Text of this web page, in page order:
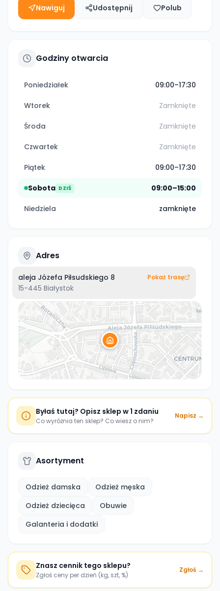
Nawiguj Udostępnij Polub
Godziny otwarcia
Poniedziałek 09:00–17:30
Wtorek Zamknięte
Środa Zamknięte
Czwartek Zamknięte
Piątek 09:00–17:30
Sobota DZIŚ 09:00–15:00
Niedziela zamknięte
Adres
aleja Józefa Piłsudskiego 8
15-445 Białystok
Pokaż trasę
Byłaś tutaj? Opisz sklep w 1 zdaniu
Co wyróżnia ten sklep? Co wiesz o nim?
Napisz →
Asortyment
Odzież damska
Odzież męska
Odzież dziecięca
Obuwie
Galanteria i dodatki
Znasz cennik tego sklepu?
Zgłoś ceny per dzień (kg, szt, %)
Zgłoś →